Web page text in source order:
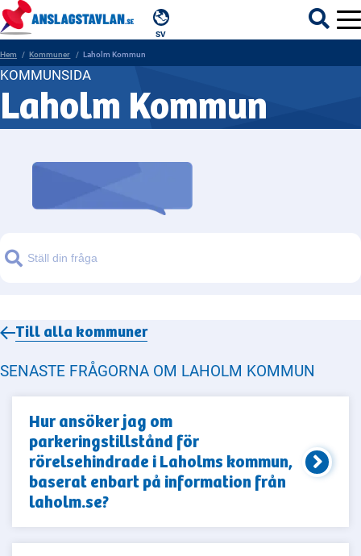
SV
ÄMNEN
REGIONER
Hem Kommuner Laholm Kommun
KOMMUNSIDA
Laholm Kommun
Sök
Till alla kommuner
SENASTE FRÅGORNA OM LAHOLM KOMMUN
Hur ansöker jag om
parkeringstillstånd för
rörelsehindrade i Laholms kommun,
baserat enbart på information från
laholm.se?